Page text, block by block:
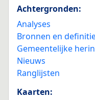
Achtergronden:
Analyses
Bronnen en
Gemeentelijke
Nieuws
Ranglijsten
Kaarten: